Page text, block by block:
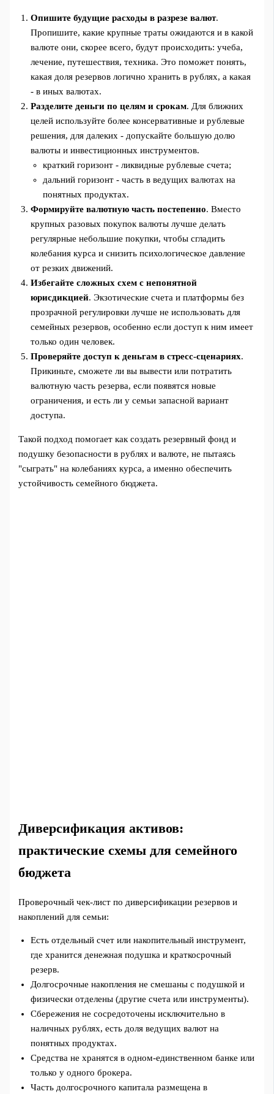
Опишите будущие расходы в разрезе валют.
Пропишите, какие крупные траты ожидаются и в какой
валюте они, скорее всего, будут происходить: учеба,
лечение, путешествия, техника. Это поможет понять,
какая доля резервов логично хранить в рублях, а какая
- в иных валютах.
Разделите деньги по целям и срокам. Для ближних
целей используйте более консервативные и рублевые
решения, для далеких - допускайте большую долю
валюты и инвестиционных инструментов.
краткий горизонт - ликвидные рублевые счета;
дальний горизонт - часть в ведущих валютах на
понятных продуктах.
Формируйте валютную часть постепенно. Вместо
крупных разовых покупок валюты лучше делать
регулярные небольшие покупки, чтобы сгладить
колебания курса и снизить психологическое давление
от резких движений.
Избегайте сложных схем с непонятной
юрисдикцией. Экзотические счета и платформы без
прозрачной регулировки лучше не использовать для
семейных резервов, особенно если доступ к ним имеет
только один человек.
Проверяйте доступ к деньгам в стресс-сценариях.
Прикиньте, сможете ли вы вывести или потратить
валютную часть резерва, если появятся новые
ограничения, и есть ли у семьи запасной вариант
доступа.
Такой подход помогает как создать резервный фонд и
подушку безопасности в рублях и валюте, не пытаясь
"сыграть" на колебаниях курса, а именно обеспечить
устойчивость семейного бюджета.
Диверсификация активов:
практические схемы для семейного
бюджета
Проверочный чек-лист по диверсификации резервов и
накоплений для семьи:
Есть отдельный счет или накопительный инструмент,
где хранится денежная подушка и краткосрочный
резерв.
Долгосрочные накопления не смешаны с подушкой и
физически отделены (другие счета или инструменты).
Сбережения не сосредоточены исключительно в
наличных рублях, есть доля ведущих валют на
понятных продуктах.
Средства не хранятся в одном-единственном банке или
только у одного брокера.
Часть долгосрочного капитала размещена в